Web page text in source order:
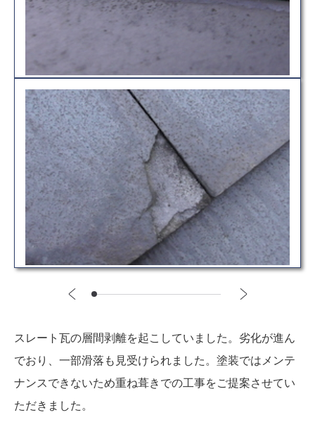
スレート瓦の層間剥離を起こしていました。劣化が進ん
でおり、一部滑落も見受けられました。塗装ではメンテ
ナンスできないため重ね葺きでの工事をご提案させてい
ただきました。